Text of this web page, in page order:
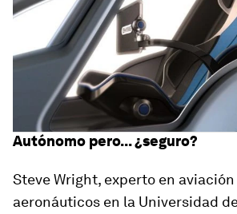
Autónomo pero... ¿seguro?
Steve Wright, experto en
aeronáuticos en la Universidad